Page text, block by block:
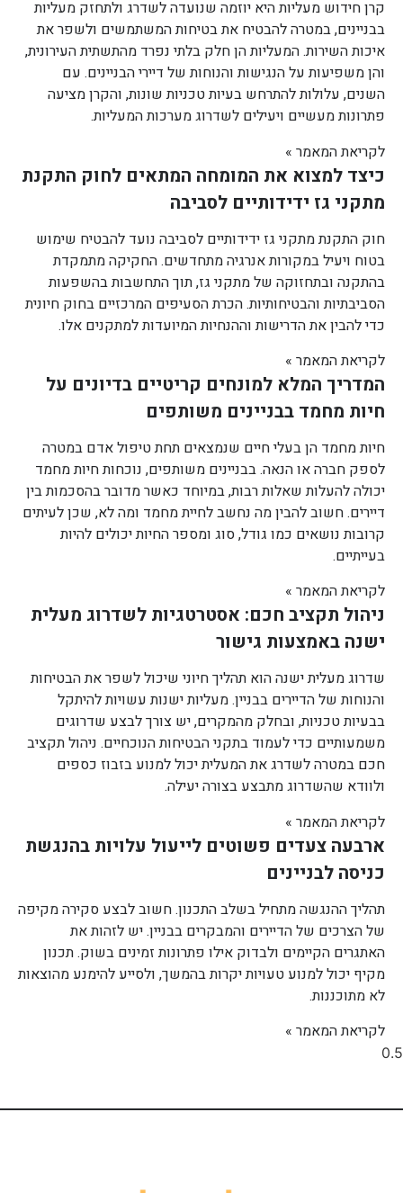
קרן חידוש מעליות היא יוזמה שנועדה לשדרג ולתחזק מעליות
בבניינים, במטרה להבטיח את בטיחות המשתמשים ולשפר את
איכות השירות. המעליות הן חלק בלתי נפרד מהתשתית העירונית,
והן משפיעות על הנגישות והנוחות של דיירי הבניינים. עם
השנים, עלולות להתרחש בעיות טכניות שונות, והקרן מציעה
פתרונות מעשיים ויעילים לשדרוג מערכות המעליות.
לקריאת המאמר »
כיצד למצוא את המומחה המתאים לחוק התקנת
מתקני גז ידידותיים לסביבה
חוק התקנת מתקני גז ידידותיים לסביבה נועד להבטיח שימוש
בטוח ויעיל במקורות אנרגיה מתחדשים. החקיקה מתמקדת
בהתקנה ובתחזוקה של מתקני גז, תוך התחשבות בהשפעות
הסביבתיות והבטיחותיות. הכרת הסעיפים המרכזיים בחוק חיונית
כדי להבין את הדרישות וההנחיות המיועדות למתקנים אלו.
לקריאת המאמר »
המדריך המלא למונחים קריטיים בדיונים על
חיות מחמד בבניינים משותפים
חיות מחמד הן בעלי חיים שנמצאים תחת טיפול אדם במטרה
לספק חברה או הנאה. בבניינים משותפים, נוכחות חיות מחמד
יכולה להעלות שאלות רבות, במיוחד כאשר מדובר בהסכמות בין
דיירים. חשוב להבין מה נחשב לחיית מחמד ומה לא, שכן לעיתים
קרובות נושאים כמו גודל, סוג ומספר החיות יכולים להיות
בעייתיים.
לקריאת המאמר »
ניהול תקציב חכם: אסטרטגיות לשדרוג מעלית
ישנה באמצעות גישור
שדרוג מעלית ישנה הוא תהליך חיוני שיכול לשפר את הבטיחות
והנוחות של הדיירים בבניין. מעליות ישנות עשויות להיתקל
בבעיות טכניות, ובחלק מהמקרים, יש צורך לבצע שדרוגים
משמעותיים כדי לעמוד בתקני הבטיחות הנוכחיים. ניהול תקציב
חכם במטרה לשדרג את המעלית יכול למנוע בזבוז כספים
ולוודא שהשדרוג מתבצע בצורה יעילה.
לקריאת המאמר »
ארבעה צעדים פשוטים לייעול עלויות בהנגשת
כניסה לבניינים
תהליך ההנגשה מתחיל בשלב התכנון. חשוב לבצע סקירה מקיפה
של הצרכים של הדיירים והמבקרים בבניין. יש לזהות את
האתגרים הקיימים ולבדוק אילו פתרונות זמינים בשוק. תכנון
מקיף יכול למנוע טעויות יקרות בהמשך, ולסייע להימנע מהוצאות
לא מתוכננות.
לקריאת המאמר »